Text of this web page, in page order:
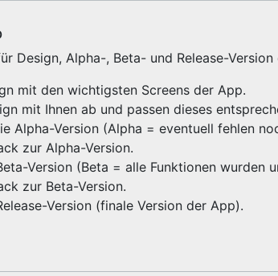
Design, Alpha-, Beta- und Release-
mit den wichtigsten Screens der App.
mit Ihnen ab und passen dieses
Alpha-Version (Alpha = eventuell fehlen
zur Alpha-Version.
Version (Beta = alle Funktionen
zur Beta-Version.
Version (finale Version der App).